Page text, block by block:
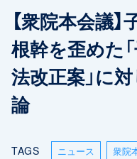
【衆院本会議
根幹を歪めた
法改正案」に
論
TAGS ニュース 衆院